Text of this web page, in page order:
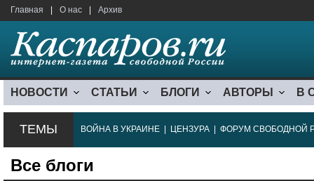
Главная О нас Архив
НОВОСТИ СТАТЬИ БЛОГИ АВТОРЫ В
ТЕМЫ ВОЙНА В УКРАИНЕ ЦЕНЗУРА ФОРУМ СВОБОДНОЙ
Все блоги